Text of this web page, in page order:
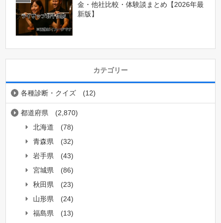
金・他社比較・体験談まとめ【2026年最
新版】
カテゴリー
各種診断・クイズ (12)
都道府県
(2,870)
北海道
(78)
青森県
(32)
岩手県
(43)
宮城県
(86)
秋田県
(23)
山形県
(24)
福島県
(13)